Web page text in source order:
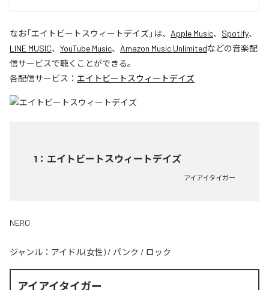
なお「エイトビートスウィートデイズ」は、 Apple Music、 Spotify、
LINE MUSIC、 YouTube Music、 Amazon Music Unlimitedなどの音楽配
信サービスで聴くことができる。
各配信サービス： エイトビートスウィートデイズ
1 ： エイトビートスウィートデイズ
アイアイタイガー
NERO
ジャンル： アイドル(女性) / パンク / ロック
アイアイタイガー